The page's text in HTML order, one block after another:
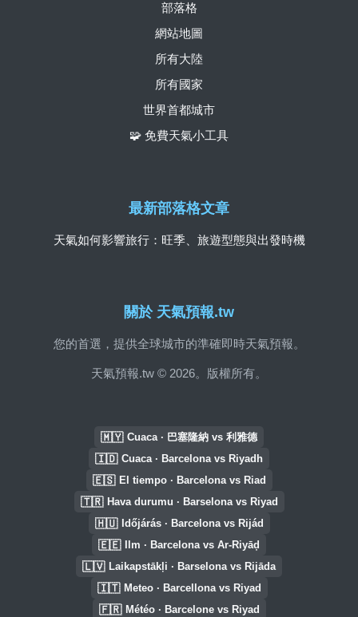
關於 天氣預報.tw
您的首選，提供全球城市的準確即時天氣預報。
天氣預報.tw © 2026。版權所有。
部落格
網站地圖
所有大陸
所有國家
世界首都城市
🧩 免費天氣小工具
最新部落格文章
天氣如何影響旅行：旺季、旅遊型態與出發時機
🇲🇾 Cuaca · 巴塞隆納 vs 利雅德
🇮🇩 Cuaca · Barcelona vs Riyadh
🇪🇸 El tiempo · Barcelona vs Riad
🇹🇷 Hava durumu · Barselona vs Riyad
🇭🇺 Időjárás · Barcelona vs Rijád
🇪🇪 Ilm · Barcelona vs Ar-Riyāḑ
🇱🇻 Laikapstākļi · Barselona vs Rijāda
🇮🇹 Meteo · Barcellona vs Riyad
🇫🇷 Météo · Barcelone vs Riyad